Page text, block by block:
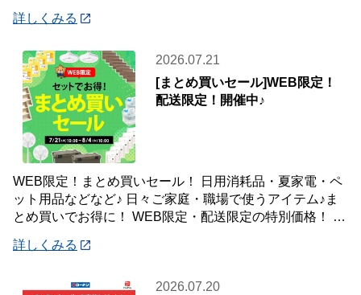
詳しくみる
2026.07.21
[まとめ買いセール]WEB限定！
配送限定！開催中♪
WEB限定！まとめ買いセール！ 日用消耗品・夏家電・ペ
ット用品などなど♪ 日々ご家庭・職場で使うアイテム♪ま
とめ買いでお得に！ WEB限定・配送限定の特別価格！ た
詳しくみる
2026.07.20